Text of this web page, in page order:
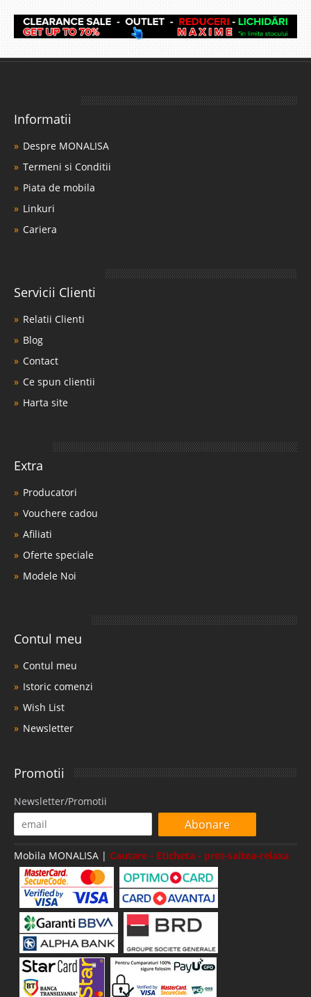
Informatii
Despre MONALISA
Termeni si Conditii
Piata de mobila
Linkuri
Cariera
Servicii Clienti
Relatii Clienti
Blog
Contact
Ce spun clientii
Harta site
Extra
Producatori
Vouchere cadou
Afiliati
Oferte speciale
Modele Noi
Contul meu
Contul meu
Istoric comenzi
Wish List
Newsletter
Promotii
Newsletter/Promotii
Abonare
Mobila MONALISA | Cautare - Eticheta - pret-saltea-relaxa